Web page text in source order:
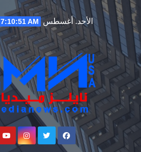
Skip
to
content
الأحد. أغسطس 9th, 2026 7:10:52 AM